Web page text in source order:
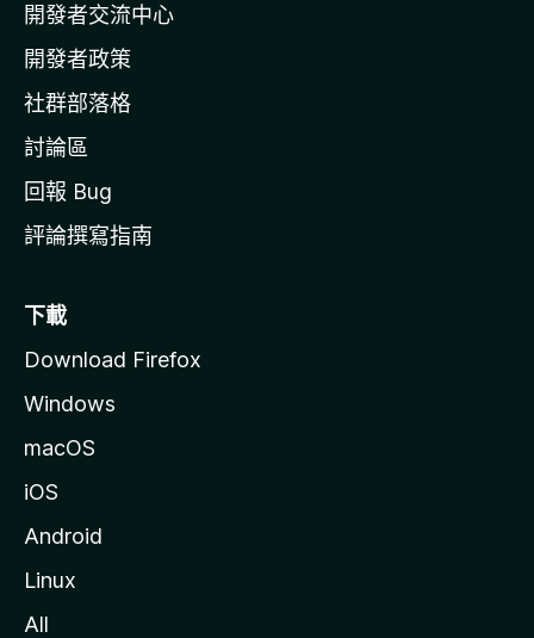
官
網
開發者交流中心
開發者政策
社群部落格
討論區
回報 Bug
評論撰寫指南
下載
Download Firefox
Windows
macOS
iOS
Android
Linux
All